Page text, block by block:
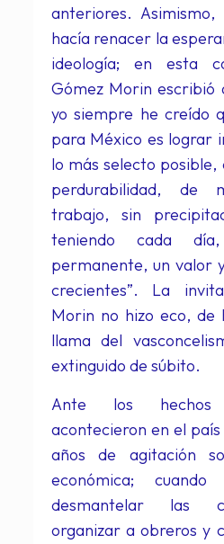
anteriores. Asimismo,
hacía renacer la
ideología; en esta
Gómez Morin escribió
yo siempre he creído
para México es lograr
lo más selecto posible,
perdurabilidad, de
trabajo, sin
teniendo cada
permanente, un valor
crecientes”. La
Morin no hizo eco, de
llama del
extinguido de súbito.
Ante los hechos
acontecieron en el país
años de agitación
económica;
desmantelar las
organizar a obreros y